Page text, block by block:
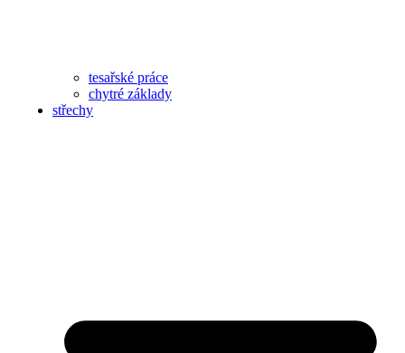
tesařské práce
chytré základy
střechy